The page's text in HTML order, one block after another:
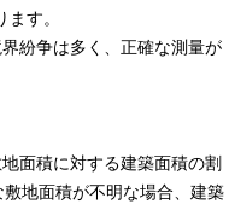
す。
紛争は多く、正確な測量が
面積に対する建築面積の割
地面積が不明な場合、建築